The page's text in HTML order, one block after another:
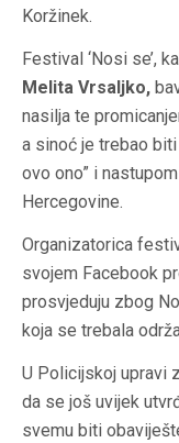
Koržinek.
Festival ‘Nosi se’,
Melita Vrsaljko,
nasilja te
a sinoć je trebao
ovo ono” i
Hercegovine.
Organizatorica
svojem Facebook
prosvjeduju zbog
koja se trebala
U Policijskoj upravi
da se još uvijek
svemu biti